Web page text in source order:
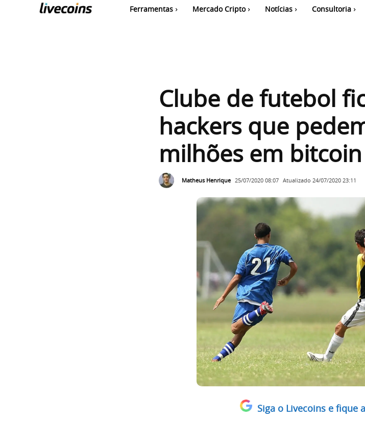
Ferramentas Mercado Cripto Notícias Consultoria
Clube de futebol
hackers que
milhões em bitcoin
Matheus Henrique 25/07/2020 08:07 Atualizado 24/07/2020 23:11
Siga o Livecoins e fique